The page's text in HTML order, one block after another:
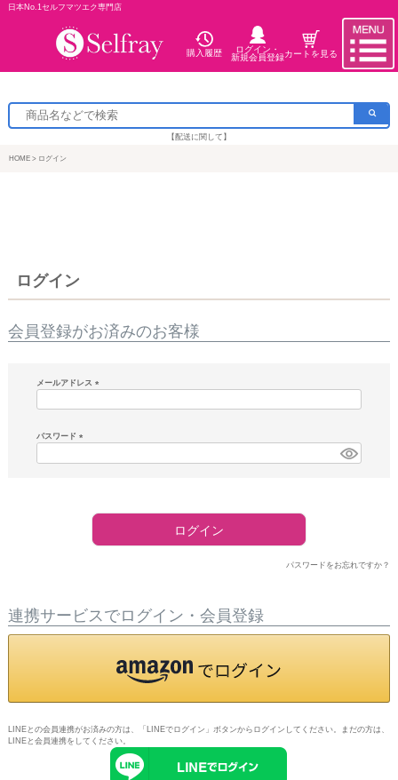
日本No.1セルフマツエク専門店
購入履歴
ログイン・
新規会員登録カートを見る
【配送に関して】
HOME ログイン
ログイン
会員登録がお済みのお客様
メールアドレス
須)
パスワード
須)
ログイン
パスワードをお忘れですか？
連携サービスでログイン・会員登録
LINEとの会員連携がお済みの方は、「LINEでログイン」ボタンからログインしてください。まだの方は、
LINEと会員連携 をしてください。